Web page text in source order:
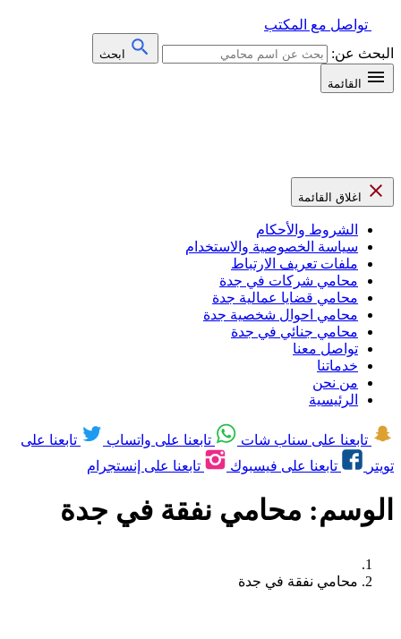
تواصل مع المكتب
البحث عن:
ابحث
القائمة
اغلاق القائمة
الشروط والأحكام
سياسة الخصوصية والاستخدام
ملفات تعريف الارتباط
محامي شركات في جدة
محامي قضايا عمالية جدة
محامي احوال شخصية جدة
محامي جنائي في جدة
تواصل معنا
خدماتنا
من نحن
الرئيسية
تابعنا على سناب شات تابعنا على واتساب
تابعنا على
تويتر
تابعنا على فيسبوك تابعنا على إنستجرام
الوسم: محامي نفقة في جدة
محامي نفقة في جدة